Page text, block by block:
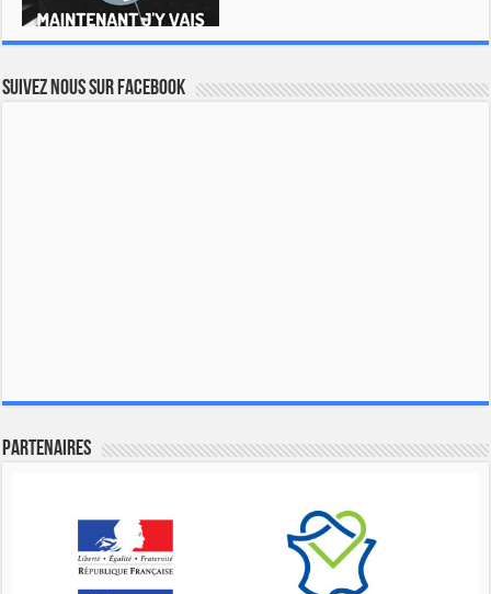
Suivez nous sur Facebook
Partenaires